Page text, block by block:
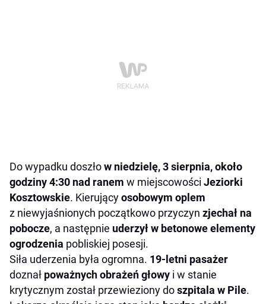
Do wypadku doszłow niedzielę, 3 sierpnia, około
godziny 4:30 nad ranem w miejscowości Jeziorki
Kosztowskie. Kierującyosobowym oplem
z niewyjaśnionych początkowo przyczyn zjechał na
pobocze, a następnie uderzył w betonowe elementy
ogrodzenia pobliskiej posesji.
Siła uderzenia była ogromna. 19-letni pasażer
doznał poważnych obrażeń głowy i w stanie
krytycznym został przewieziony doszpitala w Pile.